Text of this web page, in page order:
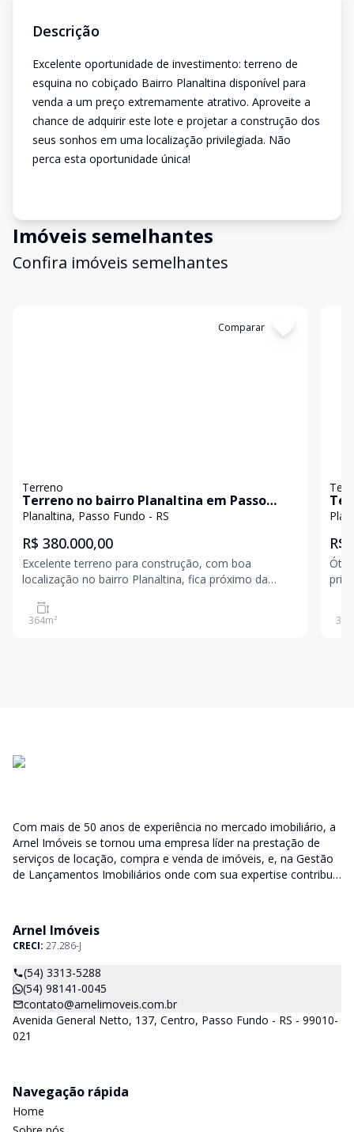
Descrição
Excelente oportunidade de investimento: terreno de
esquina no cobiçado Bairro Planaltina disponível para
venda a um preço extremamente atrativo. Aproveite a
chance de adquirir este lote e projetar a construção dos
seus sonhos em uma localização privilegiada. Não
perca esta oportunidade única!
Imóveis semelhantes
Confira imóveis semelhantes
Comparar
Terreno
Terreno no bairro Planaltina em Passo
Fundo, para comprar
Planaltina, Passo Fundo - RS
R$ 380.000,00
Excelente terreno para construção, com boa
localização no bairro Planaltina, fica próximo da
03 quadras da Avenida Presidente Vargas.
364m²
R$
pontos
360
Com mais de 50 anos de experiência no mercado imobiliário, a
Arnel Imóveis se tornou uma empresa líder na prestação de
serviços de locação, compra e venda de imóveis, e, na Gestão
de Lançamentos Imobiliários onde com sua expertise contribui
responsabilidade do sucesso no lançamento das vendas.
Arnel Imóveis
CRECI: 27.286-J
(54) 3313-5288
(54) 98141-0045
contato@arnelimoveis.com.br
Avenida General Netto, 137, Centro, Passo Fundo - RS - 99010-
021
Navegação rápida
Home